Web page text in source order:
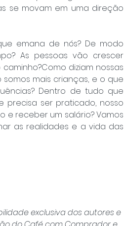
se movam em uma direção
emana de nós? De modo
As pessoas vão crescer
diziam nossas
somos mais crianças, e o que
Dentro de tudo que
precisa ser praticado, nosso
e receber um salário? Vamos
as realidades e a vida das
exclusiva dos autores e